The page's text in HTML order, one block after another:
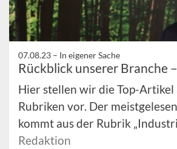
07.08.23 – In eigener Sache
Rückblick unserer Branche
Hier stellen wir die Top-Artikel
Rubriken vor. Der
kommt aus der Rubrik
Redaktion